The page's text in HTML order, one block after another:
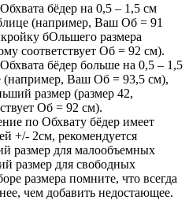
бёдер на 0,5 – 1,5 см
(например, Ваш Об = 91
бОльшего размера
соответствует Об = 92 см).
бёдер больше на 0,5 – 1,5
(например, Ваш Об = 93,5 см),
размер (размер 42,
Об = 92 см).
по Обхвату бёдер имеет
+/- 2см, рекомендуется
размер для малообъемных
размер для свободных
размера помните, что всегда
чем добавить недостающее.